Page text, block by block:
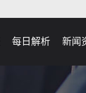
每日解析
新闻